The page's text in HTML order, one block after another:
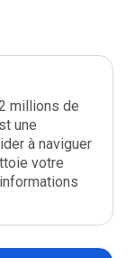
millions de
une
à naviguer
votre